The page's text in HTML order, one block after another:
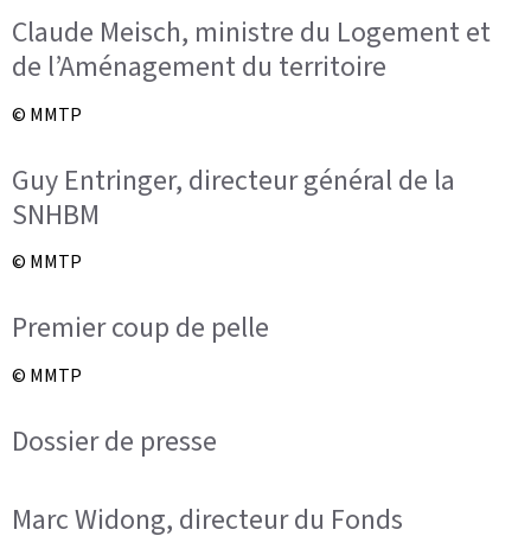
Claude Meisch, ministre du Logement et
de l’Aménagement du territoire
© MMTP
Guy Entringer, directeur général de la
SNHBM
© MMTP
Premier coup de pelle
© MMTP
Dossier de presse
Marc Widong, directeur du Fonds